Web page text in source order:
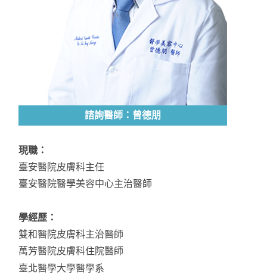
諮詢醫師：曾德朋
現職：
臺安醫院皮膚科主任
臺安醫院醫學美容中心主治醫師
學經歷：
雙和醫院皮膚科主治醫師
萬芳醫院皮膚科住院醫師
臺北醫學大學醫學系